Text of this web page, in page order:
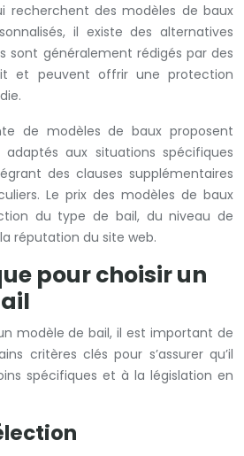
recherchent des modèles de baux
il existe des alternatives
sont généralement rédigés par des
et peuvent offrir une protection
de modèles de baux proposent
aux situations spécifiques
des clauses supplémentaires
Le prix des modèles de baux
du type de bail, du niveau de
réputation du site web.
pour choisir un
modèle de bail, il est important de
critères clés pour s’assurer qu’il
spécifiques et à la législation en